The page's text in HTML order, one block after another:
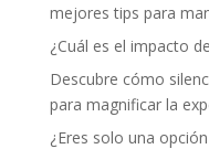
mejores tips para
¿Cuál es el impacto
Descubre cómo
para magnificar la
¿Eres solo una